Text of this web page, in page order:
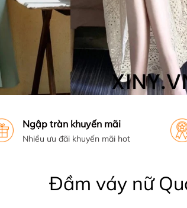
Ngập tràn khuyến mãi
Nhiều ưu đãi khuyến mãi hot
Đầm váy nữ